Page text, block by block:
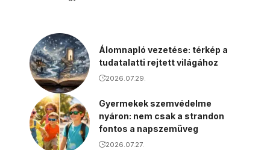
Álomnapló vezetése: térkép a
tudatalatti rejtett világához
2026.07.29.
Gyermekek szemvédelme
nyáron: nem csak a strandon
fontos a napszemüveg
2026.07.27.